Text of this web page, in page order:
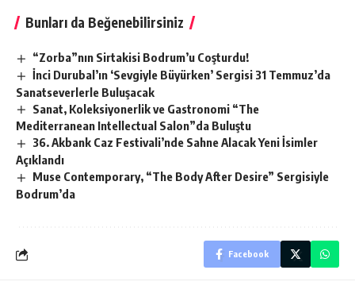
Bunları da Beğenebilirsiniz
“Zorba”nın Sirtakisi Bodrum’u Coşturdu!
İnci Durubal’ın ‘Sevgiyle Büyürken’ Sergisi 31 Temmuz’da
Sanatseverlerle Buluşacak
Sanat, Koleksiyonerlik ve Gastronomi “The
Mediterranean Intellectual Salon”da Buluştu
36. Akbank Caz Festivali’nde Sahne Alacak Yeni İsimler
Açıklandı
Muse Contemporary, “The Body After Desire” Sergisiyle
Bodrum’da
Facebook